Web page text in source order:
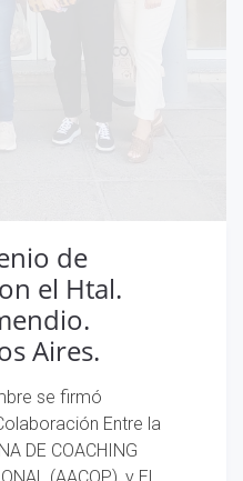
de
el Htal.
Aires.
se firmó
Entre la
DE COACHING